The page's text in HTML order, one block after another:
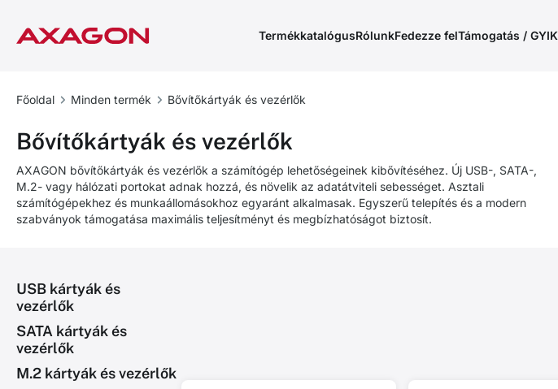
TermékkatalógusRólunkFedezze felTámogatás / GYIK
Főoldal Minden termék Bővítőkártyák és vezérlők
Bővítőkártyák és vezérlők
AXAGON bővítőkártyák és vezérlők a számítógép lehetőségeinek kibővítéséhez. Új USB-, SATA-,
M.2- vagy hálózati portokat adnak hozzá, és növelik az adatátviteli sebességet. Asztali
számítógépekhez és munkaállomásokhoz egyaránt alkalmasak. Egyszerű telepítés és a modern
szabványok támogatása maximális teljesítményt és megbízhatóságot biztosít.
USB kártyák és
vezérlők
SATA kártyák és
vezérlők
M.2 kártyák és vezérlők